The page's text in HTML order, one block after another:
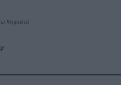
Κηφισιά